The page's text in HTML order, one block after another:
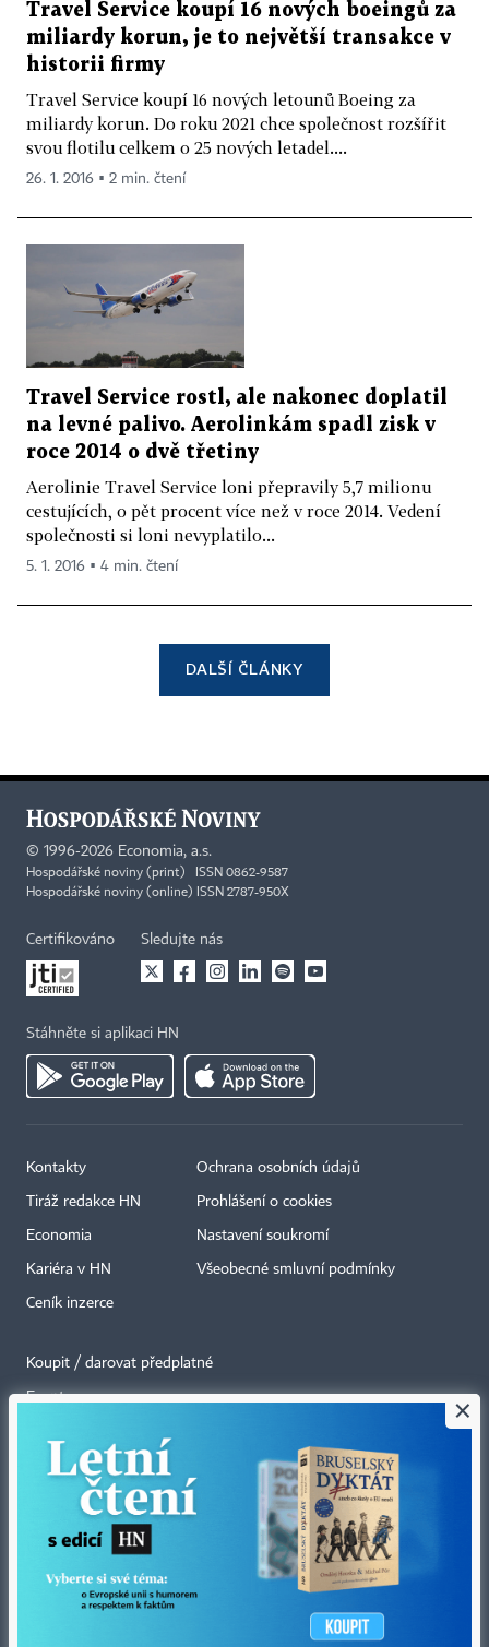
Travel Service koupí 16 nových boeingů za
miliardy korun, je to největší transakce v
historii firmy
Travel Service koupí 16 nových letounů Boeing za
miliardy korun. Do roku 2021 chce společnost rozšířit
svou flotilu celkem o 25 nových letadel....
26. 1. 2016 ▪ 2 min. čtení
Travel Service rostl, ale nakonec doplatil
na levné palivo. Aerolinkám spadl zisk v
roce 2014 o dvě třetiny
Aerolinie Travel Service loni přepravily 5,7 milionu
cestujících, o pět procent více než v roce 2014. Vedení
společnosti si loni nevyplatilo...
5. 1. 2016 ▪ 4 min. čtení
DALŠÍ ČLÁNKY
© 1996-2026 Economia, a.s.
Hospodářské noviny (print) ISSN 0862-9587
Hospodářské noviny (online) ISSN 2787-950X
Certifikováno Sledujte nás
Stáhněte si aplikaci HN
Kontakty
Tiráž redakce HN
Economia
Kariéra v HN
Ceník inzerce
Ochrana osobních údajů
Prohlášení o cookies
Nastavení soukromí
Všeobecné smluvní podmínky
Koupit / darovat předplatné
Eventy
RSS kanály
Autorská práva vykonává vydavatel. Bez písemného svolení vydavatele je
zakázáno jakékoli užití částí nebo celku díla, zejména rozmnožování a šíření
jakýmkoli způsobem, mechanickým nebo elektronickým, v českém nebo
jiném jazyce. Bez souhlasu vydavatele je zakázáno též rozmnožování
obsahu pro účely automatizované analýzy textů nebo dat
×